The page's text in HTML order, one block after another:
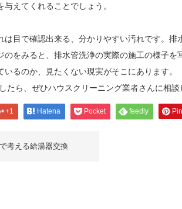
えてくれることでしょう。
は目で確認出来る、分かりやすい汚れです。
のをみると、排水管洗浄の実際の施工の様子
るのか、見たくない現実がそこにあります。
たら、ぜひハウスクリーニング業者さんに相
+1 Hatena Pocket feedly
考える給湯器交換